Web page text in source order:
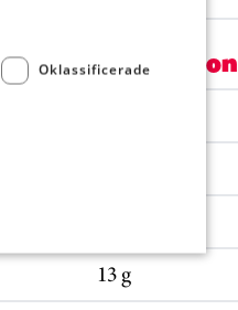
Per portion
13 g
Oklassificerade